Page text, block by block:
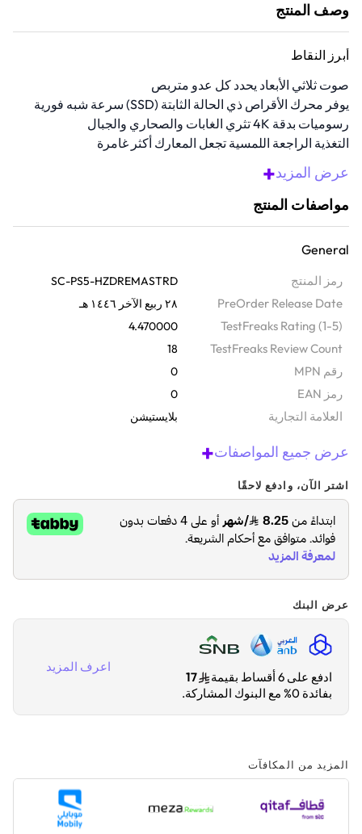
وصف المنتج
أبرز النقاط
صوت ثلاثي الأبعاد يحدد كل عدو متربص
يوفر محرك الأقراص ذي الحالة الثابتة (SSD) سرعة شبه فورية
رسوميات بدقة 4K تثري الغابات والصحاري والجبال
التغذية الراجعة اللمسية تجعل المعارك أكثر غامرة
متوافقة مع بلاي ستيشن 5
عرض المزيد+
مواصفات المنتج
General
رمز المنتج SC-PS5-HZDREMASTRD
PreOrder Release Date ٢٨ ربيع الآخر ١٤٤٦ هـ
TestFreaks Rating (1-5)
4.470000
TestFreaks Review Count
18
رقم MPN 0
رمز EAN 0
‫العلامة التجارية بلايستيشن
عرض جميع المواصفات+
اشتر الآن، وادفع لاحقًا
عرض البنك
ادفع على 6 أقساط بقيمة
17
بفائدة 0% مع البنوك المشاركة.
اعرف المزيد
المزيد من المكافآت